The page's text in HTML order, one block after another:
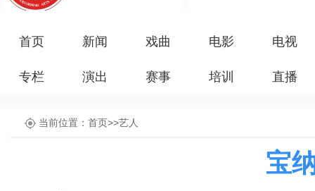
首页 新闻 戏曲 电影 电视
专栏 演出 赛事 培训 直播
当前位置： 首页>>艺人
宝